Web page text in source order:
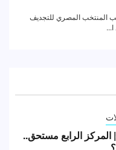
المركز الرابع مستحق..